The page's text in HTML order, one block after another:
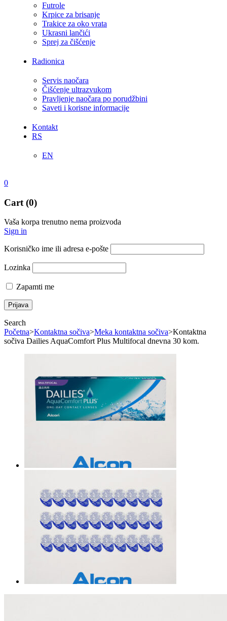
Futrole
Krpice za brisanje
Trakice za oko vrata
Ukrasni lančići
Sprej za čišćenje
Radionica
Servis naočara
Čišćenje ultrazvukom
Pravljenje naočara po porudžbini
Saveti i korisne informacije
Kontakt
RS
EN
0
Cart (0)
Vaša korpa trenutno nema proizvoda
Sign in
Korisničko ime ili adresa e-pošte
Lozinka
Zapamti me
Search
Početna>Kontaktna sočiva>Meka kontaktna sočiva>Kontaktna
sočiva Dailies AquaComfort Plus Multifocal dnevna 30 kom.